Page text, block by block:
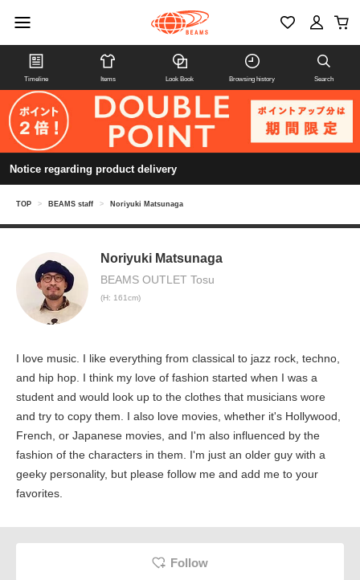
Timeline Items Look Book Browsing history Search
Notice regarding product delivery
TOP > BEAMS staff > Noriyuki Matsunaga
Noriyuki Matsunaga
BEAMS OUTLET Tosu
(H: 161cm)
I love music. I like everything from classical to jazz rock, techno,
and hip hop. I think my love of fashion started when I was a
student and would look up to the clothes that musicians wore
and try to copy them. I also love movies, whether it's Hollywood,
French, or Japanese movies, and I'm also influenced by the
fashion of the characters in them. I'm just an older guy with a
geeky personality, but please follow me and add me to your
favorites.
Follow